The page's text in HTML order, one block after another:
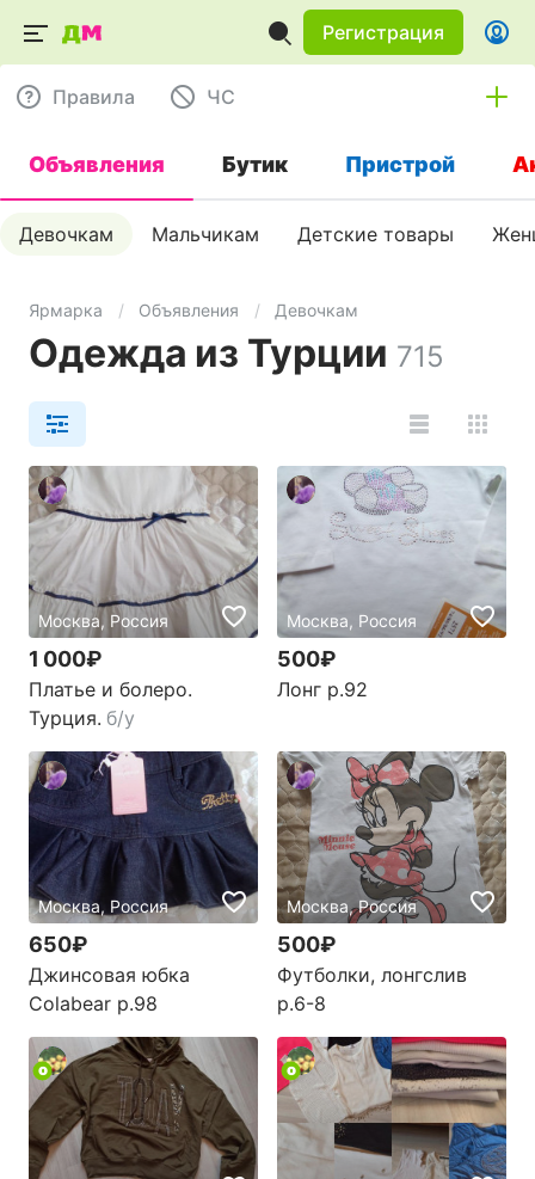
Регистрация
Правила ЧC
Объявления Бутик Пристрой
Девочкам Мальчикам Детские товары
Ярмарка Объявления Девочкам
Одежда из Турции 715
Москва, Россия
1 000₽
Платье и болеро.
Турция. б/у
Москва, Россия
500₽
Лонг р.92
Москва, Россия
650₽
Джинсовая юбка
Colabear р.98
Москва, Россия
500₽
Футболки, лонгслив
р.6-8